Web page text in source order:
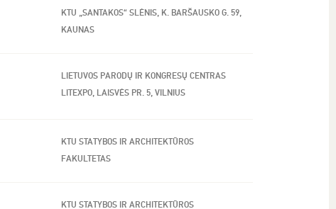
KTU „SANTAKOS“ SLĖNIS, K. BARŠAUSKO G. 59,
KAUNAS
LIETUVOS PARODŲ IR KONGRESŲ CENTRAS
LITEXPO, LAISVĖS PR. 5, VILNIUS
KTU STATYBOS IR ARCHITEKTŪROS
FAKULTETAS
KTU STATYBOS IR ARCHITEKTŪROS